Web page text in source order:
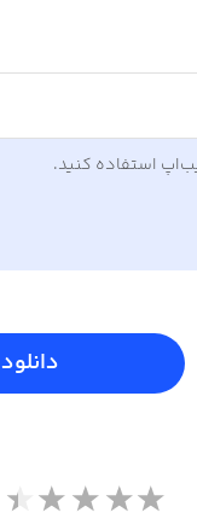
استفاده کنید.
دانلود